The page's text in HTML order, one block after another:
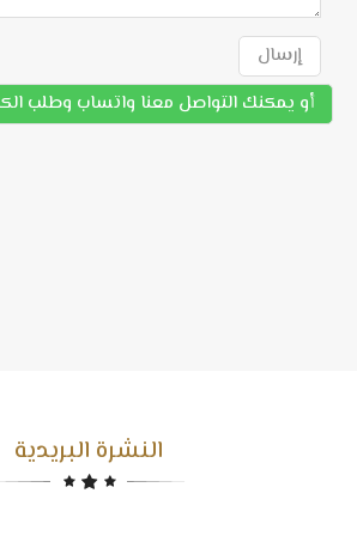
إرسال
أو يمكنك التواصل معنا واتساب وطلب
النشرة البريدية